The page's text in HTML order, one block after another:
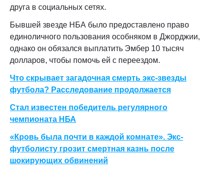
друга в социальных сетях.
Бывшей звезде НБА было предоставлено право
единоличного пользования особняком в Джорджии,
однако он обязался выплатить Эмбер 10 тысяч
долларов, чтобы помочь ей с переездом.
Что скрывает загадочная смерть экс-звезды
футбола? Расследование продолжается
Стал известен победитель регулярного
чемпионата НБА
«Кровь была почти в каждой комнате». Экс-
футболисту грозит смертная казнь после
шокирующих обвинений